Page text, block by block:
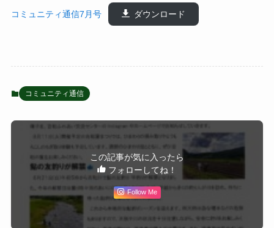
コミュニティ通信7月号 ダウンロード
コミュニティ通信
この記事が気に入ったら
フォローしてね！
Follow Me